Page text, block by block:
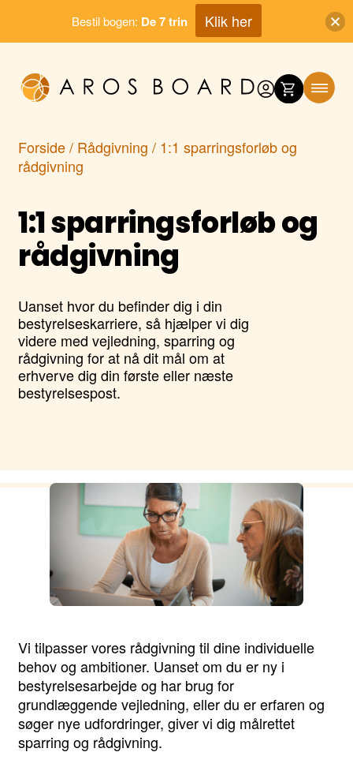
content
Forside/ Rådgivning / 1:1 sparringsforløb og
rådgivning
1:1 sparringsforløb og
rådgivning
Uanset hvor du befinder dig i din
bestyrelseskarriere, så hjælper vi dig
videre med vejledning, sparring og
rådgivning for at nå dit mål om at
erhverve dig din første eller næste
bestyrelsespost.
Vi tilpasser vores rådgivning til dine individuelle
behov og ambitioner. Uanset om du er ny i
bestyrelsesarbejde og har brug for
grundlæggende vejledning, eller du er erfaren og
søger nye udfordringer, giver vi dig målrettet
sparring og rådgivning.
Bestil bogen: De 7 trin Klik her